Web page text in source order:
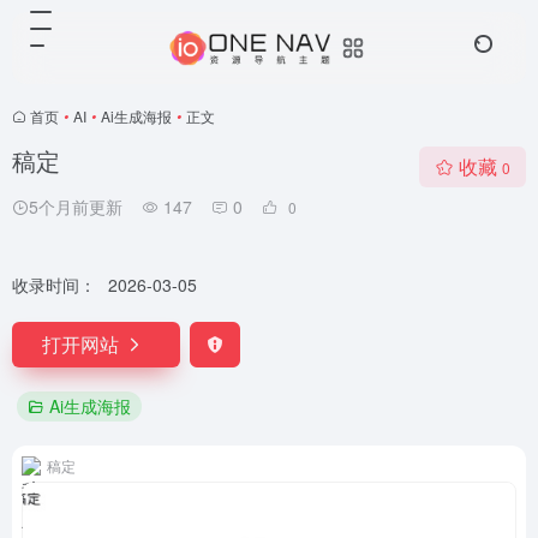
首页 • AI • Ai生成海报 • 正文
稿定
5个月前更新 147 0 0
收藏 0
收录时间： 2026-03-05
打开网站
Ai生成海报
稿定